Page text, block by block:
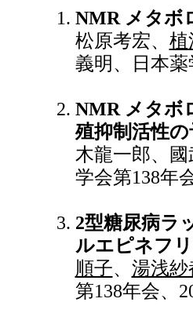
NMR メタボ
松原考宏、 植
義明、日本薬
NMR メタボ
殖抑制活性
木龍一郎、
学会第138年
2型糖尿病ラ
ルエピネフ
順子、 湯浅紗
第138年会、